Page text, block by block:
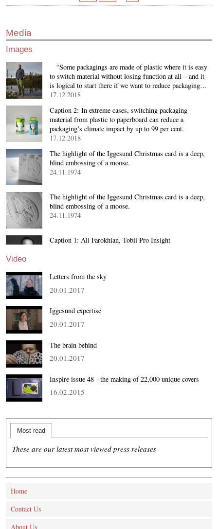
Media
Images
“Some packagings are made of plastic where it is easy
to switch material without losing function at all – and it
is logical to start there if we want to reduce packaging…
17.12.2018
Caption 2: In extreme cases, switching packaging
material from plastic to paperboard can reduce a
packaging’s climate impact by up to 99 per cent.
17.12.2018
The highlight of the Iggesund Christmas card is a deep,
blind embossing of a moose.
24.11.1974
The highlight of the Iggesund Christmas card is a deep,
blind embossing of a moose.
24.11.1974
Caption 1: Ali Farokhian, Tobii Pro Insight
Video
Letters from the sky
20.01.2017
Iggesund expertise
20.01.2017
The brain behind
20.01.2017
Inspire issue 48 - the making of 22,000 unique covers
16.02.2015
Most read
These are our latest most viewed press releases
Home
Contact Us
About Us